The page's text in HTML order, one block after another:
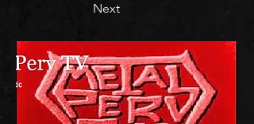
Next